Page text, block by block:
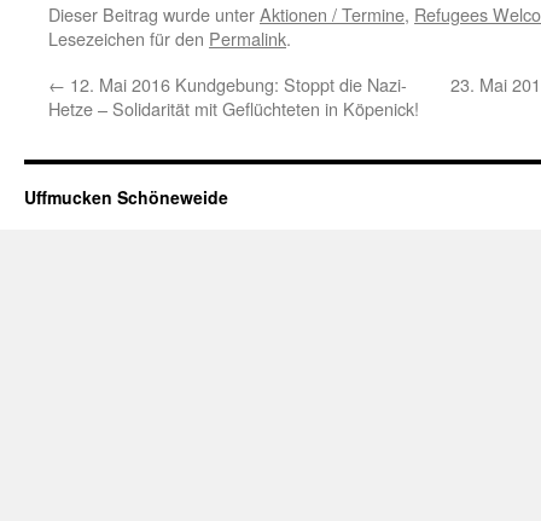
Dieser Beitrag wurde unterAktionen / Termine, Refugees
Lesezeichen für den Permalink.
← 12. Mai 2016 Kundgebung: Stoppt die Nazi-
Hetze – Solidarität mit Geflüchteten in Köpenick!
23. Mai
Uffmucken Schöneweide